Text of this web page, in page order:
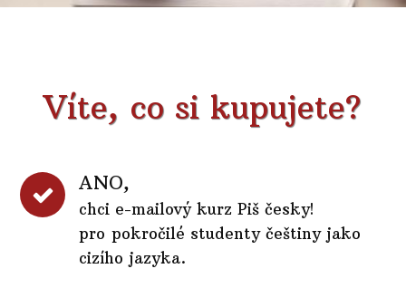
Víte, co si kupujete?
ANO,
chci e-mailový kurz Piš česky!
pro pokročilé studenty češtiny jako
cizího jazyka.